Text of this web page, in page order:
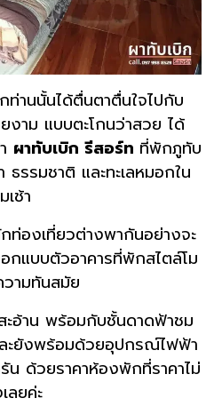
านนั้นได้ตื่นตาตื่นใจไปกับ
งาม แบบตะโกนว่าสวย ได้
ผาทับเบิก รีสอร์ท ที่พักภูทับ
ธรรมชาติ และทะเลหมอกใน
เช้า
ท่องเที่ยวต่างพากันอย่างจะ
แบบตัวอาคารที่พักสไตล์โม
ามทันสมัย
อ้าน พร้อมกับชั้นดาดฟ้าชม
ะยังพร้อมด้วยอุปกรณ์ไฟฟ้า
น ด้วยราคาห้องพักที่ราคาไม่
ลยค่ะ